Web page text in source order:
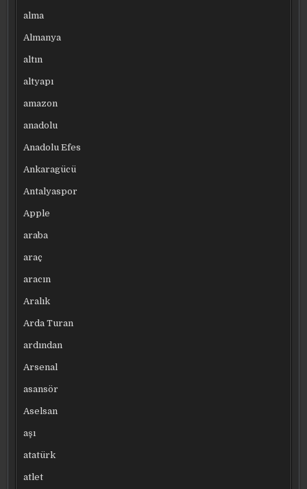
alma
Almanya
altın
altyapı
amazon
anadolu
Anadolu Efes
Ankaragücü
Antalyaspor
Apple
araba
araç
aracın
Aralık
Arda Turan
ardından
Arsenal
asansör
Aselsan
aşı
atatürk
atlet